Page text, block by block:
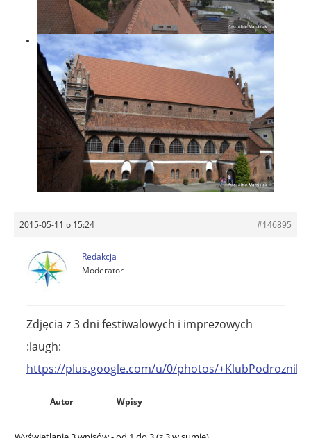
2015-05-11 o 15:24 #146895
Redakcja
Moderator
Zdjęcia z 3 dni festiwalowych i imprezowych
:laugh:
https://plus.google.com/u/0/photos/
Autor Wpisy